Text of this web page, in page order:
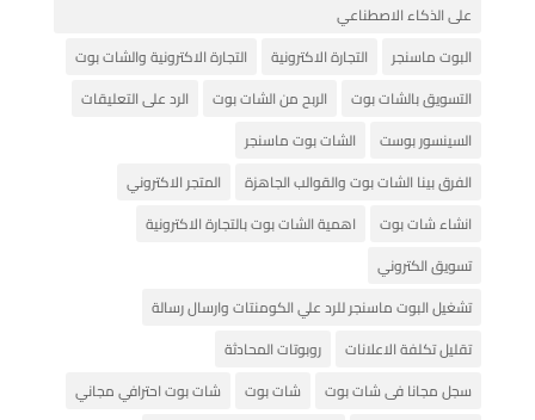
على الذكاء الاصطناعي
البوت ماسنجر
التجارة الاكترونية
التجارة الاكترونية والشات بوت
التسويق بالشات بوت
الربح من الشات بوت
الرد على التعليقات
السينسور بوست
الشات بوت ماسنجر
الفرق بينا الشات بوت والقوالب الجاهزة
المتجر الاكتروني
انشاء شات بوت
اهمية الشات بوت بالتجارة الاكترونية
تسويق الكتروني
تشغيل البوت ماسنجر للرد علي الكومنتات وارسال رسالة
تقليل تكلفة الاعلانات
روبوتات المحادثة
سجل مجانا فى شات بوت
شات بوت
شات بوت احترافي مجاني